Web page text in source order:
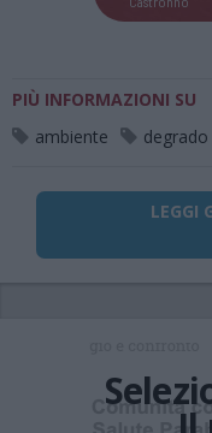
PIÙ INFORMAZIONI SU
ambiente
degrado
LEGGI